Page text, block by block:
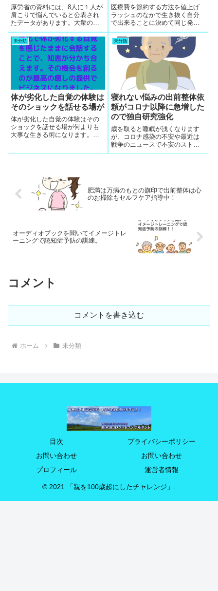
厚労省の資料には、8人に１人が
肩こりで悩んでいると公表され
たデータがあります。大衆の体
の悩みの筆頭です。エサレン式
マッサージの軽擦で肩こりの悩
みは改善します。この施術をマ
スターすることが整体師稼業で
最優先です。整体事業の成否は
最初の身内の顧客をお金の報酬
がもらえるようにするのでこの
肩こり改善術で最初の顧客を獲
得します。
価高時代の生存戦略
医療費を節約する方法を値上げ
ラッシュのなかで生き抜く自分
で出来ることに決めて同じ発想
の仲間と工夫して会話の例会を
繰り返したら健康向上が自覚で
きるので最大の節約術
未分類
体が劣化した自覚の体験は
そのショックを話せる場が
体が劣化した自覚の体験はその
ショックを話せる場が何よりも
大事な生きる術になります。こ
未分類
寝れない悩みの出前整体依
頼がコロナ以降に急増した
ので独自研究強化
歳を取ると睡眠が浅くなります
が、コロナ感染の不安や最近は
戦争のニュースで不安のストレ
スから寝れない悩みの出前整体
の技能評価が上昇
肥満は万病のもとの旗印で出前整体は心
のお掃除もセルフケア指導中！
オーディオブックを聞いてイメージトレ
ーニングで認知症予防の訓練。
コメント
コメントを書き込む
ホーム 未分類
目次
プライバシーポリシー
お問い合わせ
お問い合わせ
プロフィール
運営者情報
© 2021 「親を100歳超にしたチャレンジ」.